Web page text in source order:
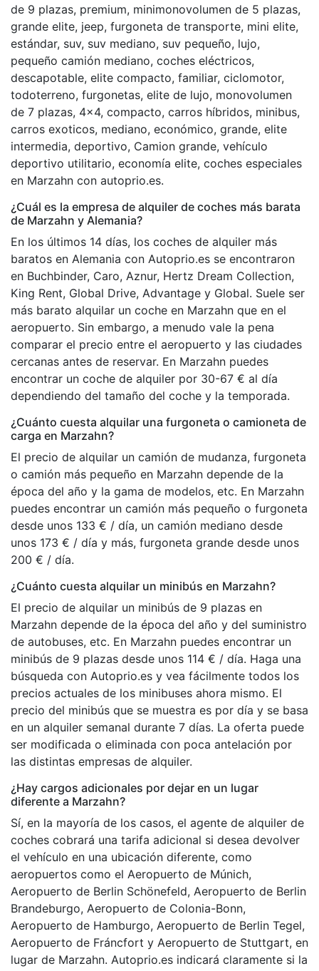
de 9 plazas, premium, minimonovolumen de 5 plazas,
grande elite, jeep, furgoneta de transporte, mini elite,
estándar, suv, suv mediano, suv pequeño, lujo,
pequeño camión mediano, coches eléctricos,
descapotable, elite compacto, familiar, ciclomotor,
todoterreno, furgonetas, elite de lujo, monovolumen
de 7 plazas, 4x4, compacto, carros híbridos, minibus,
carros exoticos, mediano, económico, grande, elite
intermedia, deportivo, Camion grande, vehículo
deportivo utilitario, economía elite, coches especiales
en Marzahn con autoprio.es.
¿Cuál es la empresa de alquiler de coches más barata
de Marzahn y Alemania?
En los últimos 14 días, los coches de alquiler más
baratos en Alemania con Autoprio.es se encontraron
en Buchbinder, Caro, Aznur, Hertz Dream Collection,
King Rent, Global Drive, Advantage y Global. Suele ser
más barato alquilar un coche en Marzahn que en el
aeropuerto. Sin embargo, a menudo vale la pena
comparar el precio entre el aeropuerto y las ciudades
cercanas antes de reservar. En Marzahn puedes
encontrar un coche de alquiler por 30-67 € al día
dependiendo del tamaño del coche y la temporada.
¿Cuánto cuesta alquilar una furgoneta o camioneta de
carga en Marzahn?
El precio de alquilar un camión de mudanza, furgoneta
o camión más pequeño en Marzahn depende de la
época del año y la gama de modelos, etc. En Marzahn
puedes encontrar un camión más pequeño o furgoneta
desde unos 133 € / día, un camión mediano desde
unos 173 € / día y más, furgoneta grande desde unos
200 € / día.
¿Cuánto cuesta alquilar un minibús en Marzahn?
El precio de alquilar un minibús de 9 plazas en
Marzahn depende de la época del año y del suministro
de autobuses, etc. En Marzahn puedes encontrar un
minibús de 9 plazas desde unos 114 € / día. Haga una
búsqueda con Autoprio.es y vea fácilmente todos los
precios actuales de los minibuses ahora mismo. El
precio del minibús que se muestra es por día y se basa
en un alquiler semanal durante 7 días. La oferta puede
ser modificada o eliminada con poca antelación por
las distintas empresas de alquiler.
¿Hay cargos adicionales por dejar en un lugar
diferente a Marzahn?
Sí, en la mayoría de los casos, el agente de alquiler de
coches cobrará una tarifa adicional si desea devolver
el vehículo en una ubicación diferente, como
aeropuertos como el Aeropuerto de Múnich,
Aeropuerto de Berlin Schönefeld, Aeropuerto de Berlin
Brandeburgo, Aeropuerto de Colonia-Bonn,
Aeropuerto de Hamburgo, Aeropuerto de Berlin Tegel,
Aeropuerto de Fráncfort y Aeropuerto de Stuttgart, en
lugar de Marzahn. Autoprio.es indicará claramente si la